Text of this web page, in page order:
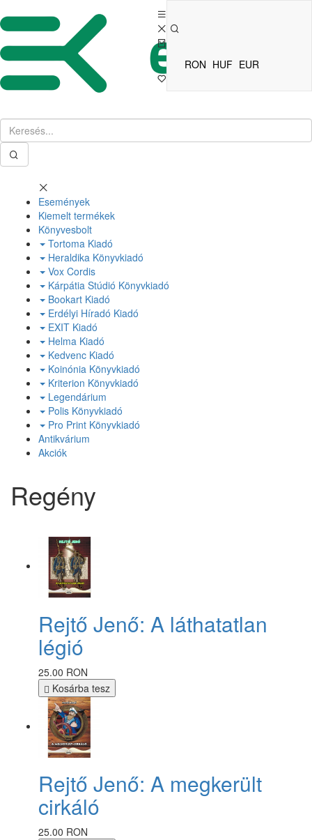
RON HUF EUR
Események
Kiemelt termékek
Könyvesbolt
Tortoma Kiadó
Heraldika Könyvkiadó
Vox Cordis
Kárpátia Stúdió Könyvkiadó
Bookart Kiadó
Erdélyi Híradó Kiadó
EXIT Kiadó
Helma Kiadó
Kedvenc Kiadó
Koinónia Könyvkiadó
Kriterion Könyvkiadó
Legendárium
Polis Könyvkiadó
Pro Print Könyvkiadó
Antikvárium
Akciók
Regény
Rejtő Jenő: A láthatatlan
légió
25.00 RON
Kosárba tesz
Rejtő Jenő: A megkerült
cirkáló
25.00 RON